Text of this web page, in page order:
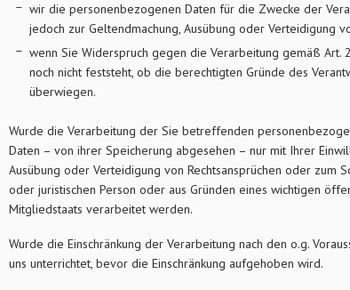
wir die personenbezogenen Daten für die Zwecke der
jedoch zur Geltendmachung, Ausübung oder Verteidigung
wenn Sie Widerspruch gegen die Verarbeitung gemäß Art.
noch nicht feststeht, ob die berechtigten Gründe des
überwiegen.
Wurde die Verarbeitung der Sie betreffenden
Daten – von ihrer Speicherung abgesehen – nur mit Ihrer
Ausübung oder Verteidigung von Rechtsansprüchen oder zum
oder juristischen Person oder aus Gründen eines wichtigen
Mitgliedstaats verarbeitet werden.
Wurde die Einschränkung der Verarbeitung nach den o.g.
uns unterrichtet, bevor die Einschränkung aufgehoben wird.